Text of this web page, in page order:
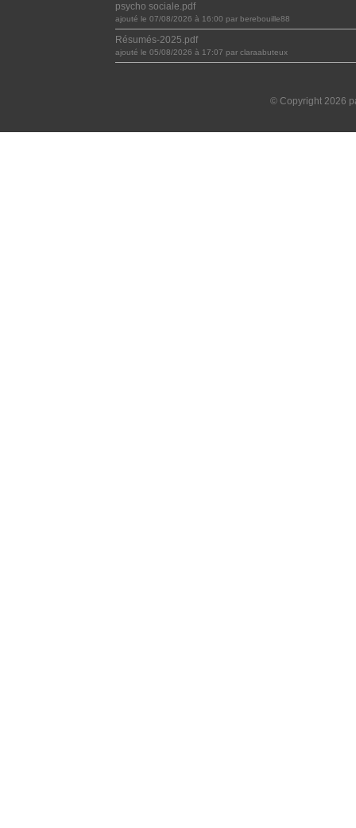
psycho sociale.pdf
ajouté le 07/08/2026 à 16:00 par berebouille88
Résumés-2025.pdf
ajouté le 05/08/2026 à 17:07 par claraabuteux
© Copyright 2026